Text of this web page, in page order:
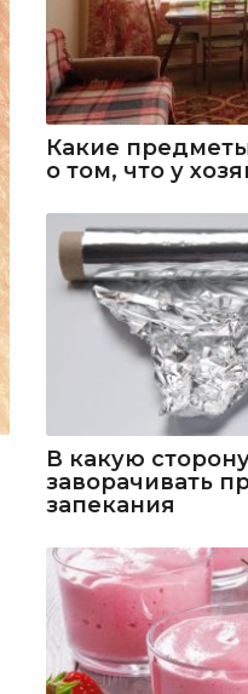
Какие
о том, что у
В какую
заворачивать
запекания